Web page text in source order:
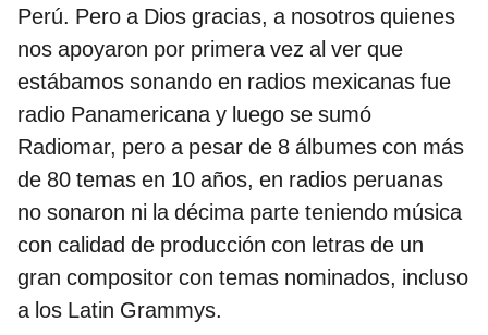
Perú. Pero a Dios gracias, a nosotros quienes
nos apoyaron por primera vez al ver que
estábamos sonando en radios mexicanas fue
radio Panamericana y luego se sumó
Radiomar, pero a pesar de 8 álbumes con más
de 80 temas en 10 años, en radios peruanas
no sonaron ni la décima parte teniendo música
con calidad de producción con letras de un
gran compositor con temas nominados, incluso
a los Latin Grammys.